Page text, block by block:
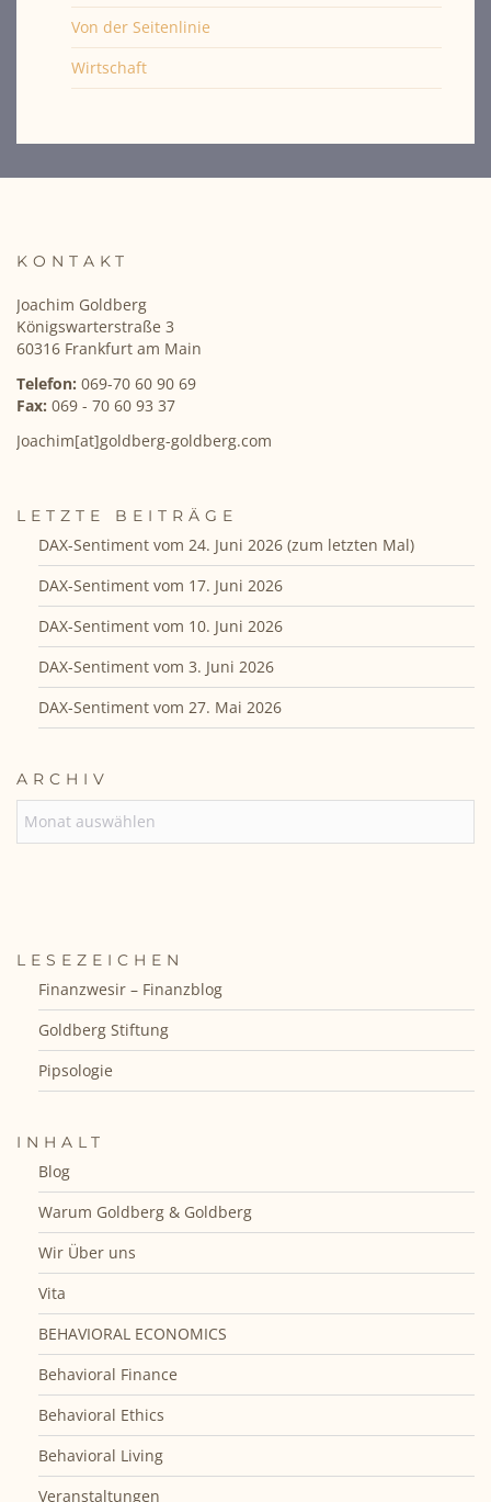
Von der Seitenlinie
Wirtschaft
KONTAKT
Joachim Goldberg
Königswarterstraße 3
60316 Frankfurt am Main
Telefon: 069-70 60 90 69
Fax: 069 - 70 60 93 37
Joachim[at]goldberg-goldberg.com
LETZTE BEITRÄGE
DAX-Sentiment vom 24. Juni 2026 (zum letzten Mal)
DAX-Sentiment vom 17. Juni 2026
DAX-Sentiment vom 10. Juni 2026
DAX-Sentiment vom 3. Juni 2026
DAX-Sentiment vom 27. Mai 2026
ARCHIV
LESEZEICHEN
Finanzwesir – Finanzblog
Goldberg Stiftung
Pipsologie
INHALT
Blog
Warum Goldberg & Goldberg
Wir Über uns
Vita
BEHAVIORAL ECONOMICS
Behavioral Finance
Behavioral Ethics
Behavioral Living
Veranstaltungen